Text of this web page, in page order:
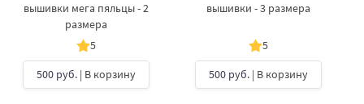
вышивки мега пяльцы - 2
размера
5
500 руб. | В корзину
вышивки - 3 размера
5
500 руб. | В корзину